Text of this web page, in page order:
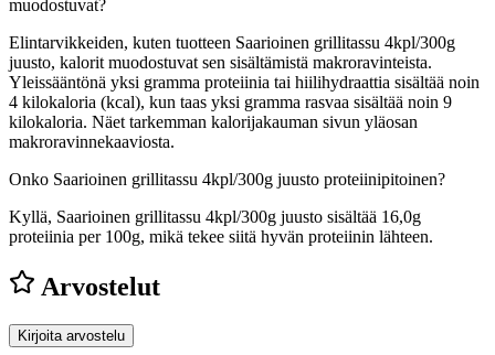
muodostuvat?
Elintarvikkeiden, kuten tuotteen Saarioinen grillitassu 4kpl/300g
juusto, kalorit muodostuvat sen sisältämistä makroravinteista.
Yleissääntönä yksi gramma proteiinia tai hiilihydraattia sisältää noin
4 kilokaloria (kcal), kun taas yksi gramma rasvaa sisältää noin 9
kilokaloria. Näet tarkemman kalorijakauman sivun yläosan
makroravinnekaaviosta.
Onko Saarioinen grillitassu 4kpl/300g juusto proteiinipitoinen?
Kyllä, Saarioinen grillitassu 4kpl/300g juusto sisältää 16,0g
proteiinia per 100g, mikä tekee siitä hyvän proteiinin lähteen.
Arvostelut
Kirjoita arvostelu